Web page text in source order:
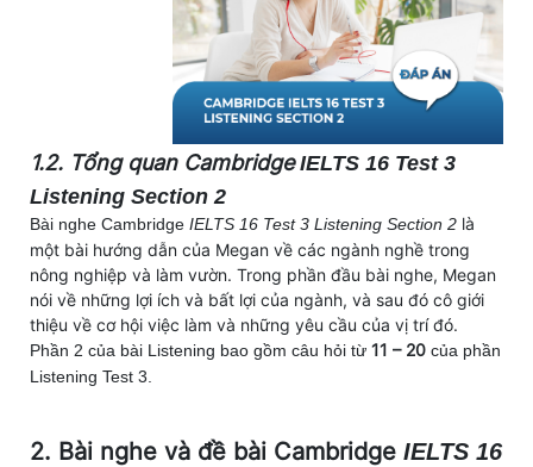
1.2. Tổng quan CambridgeIELTS 16 Test 3
Listening Section 2
Bài nghe Cambridge IELTS 16 Test 3 Listening Section 2 là
một bài hướng dẫn của Megan về các ngành nghề trong
nông nghiệp và làm vườn. Trong phần đầu bài nghe, Megan
nói về những lợi ích và bất lợi của ngành, và sau đó cô giới
thiệu về cơ hội việc làm và những yêu cầu của vị trí đó.
Phần 2 của bài Listening bao gồm câu hỏi từ 11 – 20 của phần
Listening Test 3.
2. Bài nghe và đề bài Cambridge IELTS 16